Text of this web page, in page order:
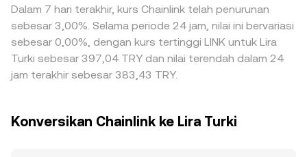
Dalam 7 hari terakhir, kurs Chainlink telah penurunan
sebesar 3,00%. Selama periode 24 jam, nilai ini bervariasi
sebesar 0,00%, dengan kurs tertinggi LINK untuk Lira
Turki sebesar 397,04 TRY dan nilai terendah dalam 24
jam terakhir sebesar 383,43 TRY.
Konversikan Chainlink ke Lira Turki